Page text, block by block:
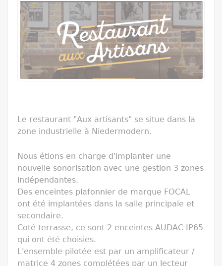
Le restaurant "Aux artisants" se situe dans la
zone industrielle à Niedermodern.
Nous étions en charge d'implanter une
nouvelle sonorisation avec une gestion 3 zones
indépendantes.
Des enceintes plafonnier de marque FOCAL
ont été implantées dans la salle principale et
secondaire.
Coté terrasse, ce sont 2 enceintes AUDAC IP65
qui ont été choisies.
L'ensemble pilotée est par un amplificateur /
matrice 4 zones complétées par un lecteur